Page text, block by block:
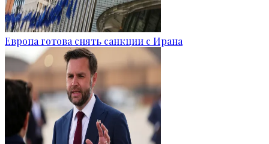
Европа готова снять санкции с Ирана